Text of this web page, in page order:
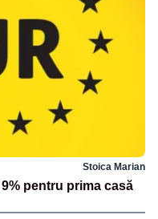
Stoica Marian
pentru prima casă